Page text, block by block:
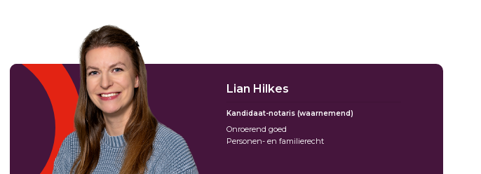
Lian Hilkes
Kandidaat-notaris (waarnemend)
Onroerend goed
Personen- en familierecht